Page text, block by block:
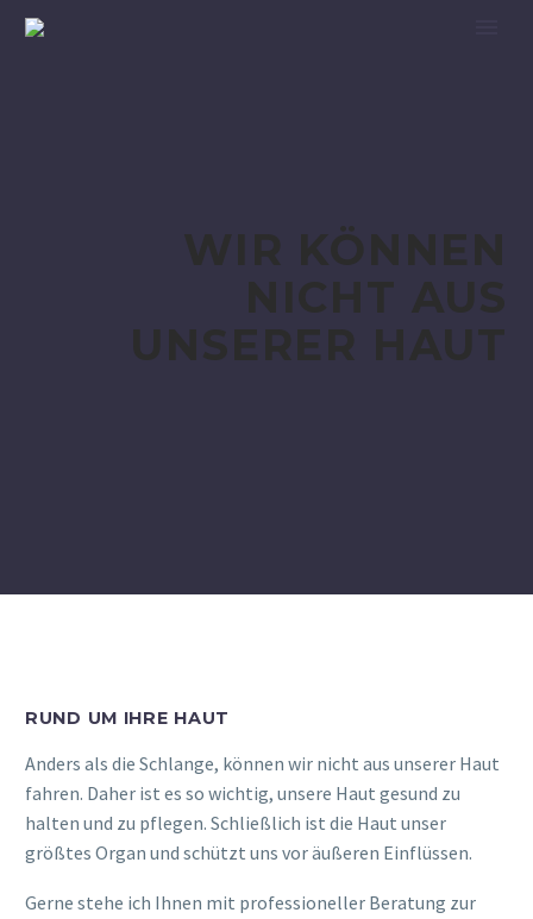
WIR KÖNNEN
NICHT AUS
UNSERER HAUT
RUND UM IHRE HAUT
Anders als die Schlange, können wir nicht aus unserer Haut
fahren. Daher ist es so wichtig, unsere Haut gesund zu
halten und zu pflegen. Schließlich ist die Haut unser
größtes Organ und schützt uns vor äußeren Einflüssen.
Gerne stehe ich Ihnen mit professioneller Beratung zur